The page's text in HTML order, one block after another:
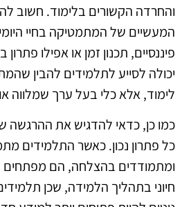
והחרדה הקשורים בלימוד. חשוב
המעשיים של המתמטיקה בחיי
פיננסיים, תכנון זמן או אפילו פתרון
יכולה לסייע לתלמידים להבין
לימוד, אלא כלי בעל ערך שמלווה
כמו כן, כדאי להדגיש את
כל פתרון נכון. כאשר התלמידים
ומתמודדים בהצלחה, הם מפתחים
חיוני בתהליך הלמידה, שכן